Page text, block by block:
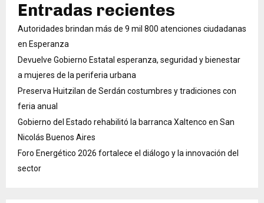
Entradas recientes
Autoridades brindan más de 9 mil 800 atenciones ciudadanas
en Esperanza
Devuelve Gobierno Estatal esperanza, seguridad y bienestar
a mujeres de la periferia urbana
Preserva Huitzilan de Serdán costumbres y tradiciones con
feria anual
Gobierno del Estado rehabilitó la barranca Xaltenco en San
Nicolás Buenos Aires
Foro Energético 2026 fortalece el diálogo y la innovación del
sector